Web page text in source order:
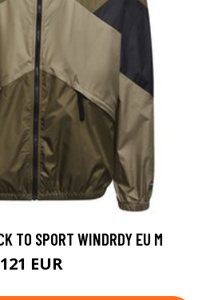
TO SPORT WINDRDY EU M
121 EUR